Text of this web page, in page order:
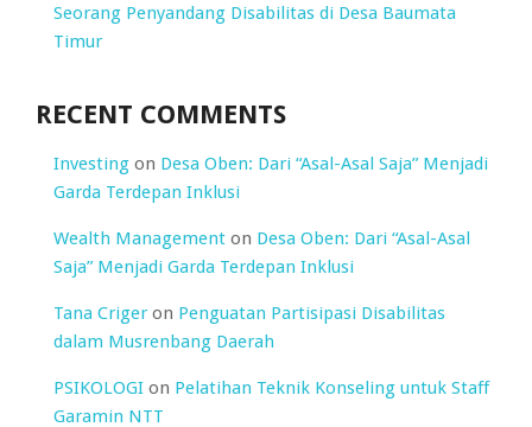
Seorang Penyandang Disabilitas di Desa Baumata
Timur
RECENT COMMENTS
Investing on Desa Oben: Dari “Asal-Asal Saja” Menjadi
Garda Terdepan Inklusi
Wealth Management on Desa Oben: Dari “Asal-Asal
Saja” Menjadi Garda Terdepan Inklusi
Tana Criger on Penguatan Partisipasi Disabilitas
dalam Musrenbang Daerah
PSIKOLOGI on Pelatihan Teknik Konseling untuk Staff
Garamin NTT